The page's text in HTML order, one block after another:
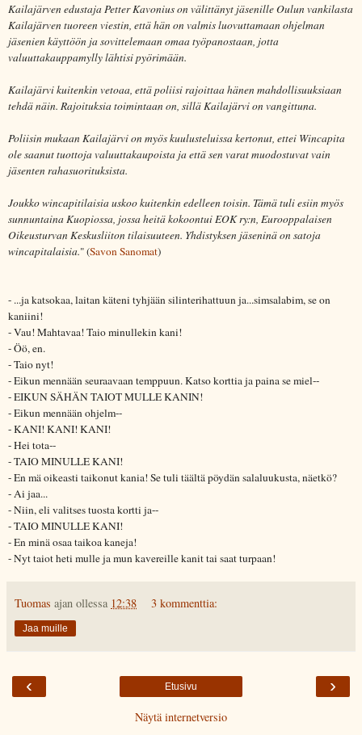
Kailajärven edustaja Petter Kavonius on välittänyt jäsenille Oulun vankilasta
Kailajärven tuoreen viestin, että hän on valmis luovuttamaan ohjelman
jäsenien käyttöön ja sovittelemaan omaa työpanostaan, jotta
valuuttakauppamylly lähtisi pyörimään.
Kailajärvi kuitenkin vetoaa, että poliisi rajoittaa hänen mahdollisuuksiaan
tehdä näin. Rajoituksia toimintaan on, sillä Kailajärvi on vangittuna.
Poliisin mukaan Kailajärvi on myös kuulusteluissa kertonut, ettei Wincapita
ole saanut tuottoja valuuttakaupoista ja että sen varat muodostuvat vain
jäsenten rahasuorituksista.
Joukko wincapitilaisia uskoo kuitenkin edelleen toisin. Tämä tuli esiin myös
sunnuntaina Kuopiossa, jossa heitä kokoontui EOK ry:n, Eurooppalaisen
Oikeusturvan Keskusliiton tilaisuuteen. Yhdistyksen jäseninä on satoja
wincapitalaisia." (Savon Sanomat)
- ...ja katsokaa, laitan käteni tyhjään silinterihattuun ja...simsalabim, se on
kaniini!
- Vau! Mahtavaa! Taio minullekin kani!
- Öö, en.
- Taio nyt!
- Eikun mennään seuraavaan temppuun. Katso korttia ja paina se miel--
- EIKUN SÄHÄN TAIOT MULLE KANIN!
- Eikun mennään ohjelm--
- KANI! KANI! KANI!
- Hei tota--
- TAIO MINULLE KANI!
- En mä oikeasti taikonut kania! Se tuli täältä pöydän salaluukusta, näetkö?
- Ai jaa...
- Niin, eli valitses tuosta kortti ja--
- TAIO MINULLE KANI!
- En minä osaa taikoa kaneja!
- Nyt taiot heti mulle ja mun kavereille kanit tai saat turpaan!
Tuomas ajan ollessa 12:38 3 kommenttia:
Jaa muille
‹ ›
Etusivu
Näytä internetversio